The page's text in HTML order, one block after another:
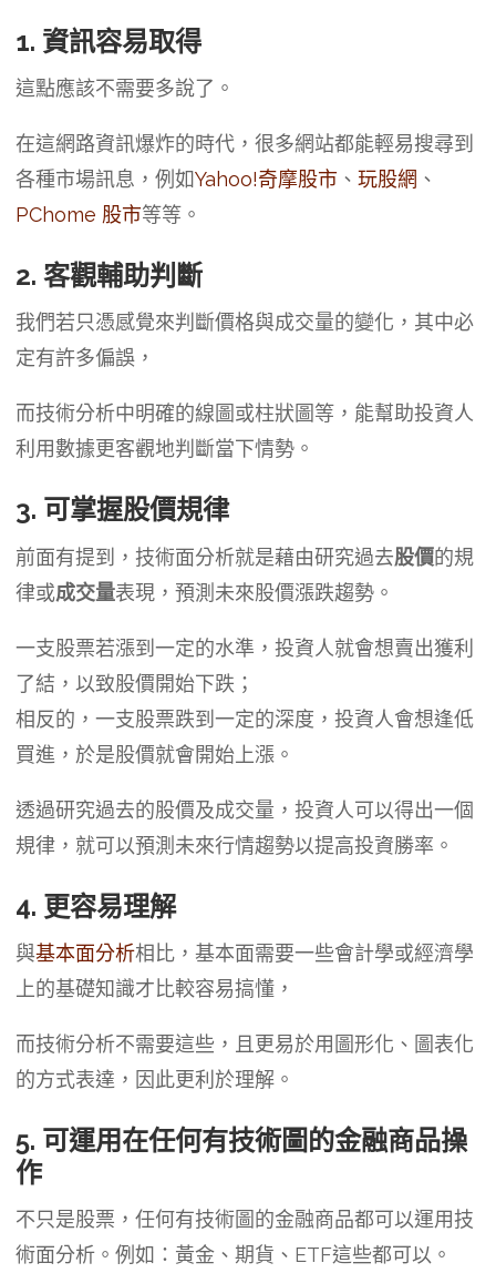
1. 資訊容易取得
這點應該不需要多說了。
在這網路資訊爆炸的時代，很多網站都能輕易搜尋到
各種市場訊息，例如Yahoo!奇摩股市、 玩股網 、
PChome 股市等等。
2. 客觀輔助判斷
我們若只憑感覺來判斷價格與成交量的變化，其中必
定有許多偏誤，
而技術分析中明確的線圖或柱狀圖等，能幫助投資人
利用數據更客觀地判斷當下情勢。
3. 可掌握股價規律
前面有提到，技術面分析就是藉由研究過去股價的規
律或成交量表現，預測未來股價漲跌趨勢。
一支股票若漲到一定的水準，投資人就會想賣出獲利
了結，以致股價開始下跌；
相反的，一支股票跌到一定的深度，投資人會想逢低
買進，於是股價就會開始上漲。
透過研究過去的股價及成交量，投資人可以得出一個
規律，就可以預測未來行情趨勢以提高投資勝率。
4. 更容易理解
與基本面分析相比，基本面需要一些會計學或經濟學
上的基礎知識才比較容易搞懂，
而技術分析不需要這些，且更易於用圖形化、圖表化
的方式表達，因此更利於理解。
5. 可運用在任何有技術圖的金融商品操
作
不只是股票，任何有技術圖的金融商品都可以運用技
術面分析。例如：黃金、期貨、ETF這些都可以。